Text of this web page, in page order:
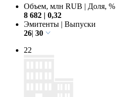
Объем, млн RUB | Доля, %
8 682 | 0,32
Эмитенты | Выпуски
26| 30
22